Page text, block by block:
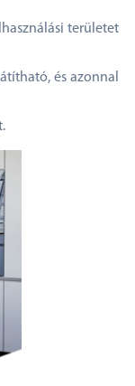
területet
és azonnal